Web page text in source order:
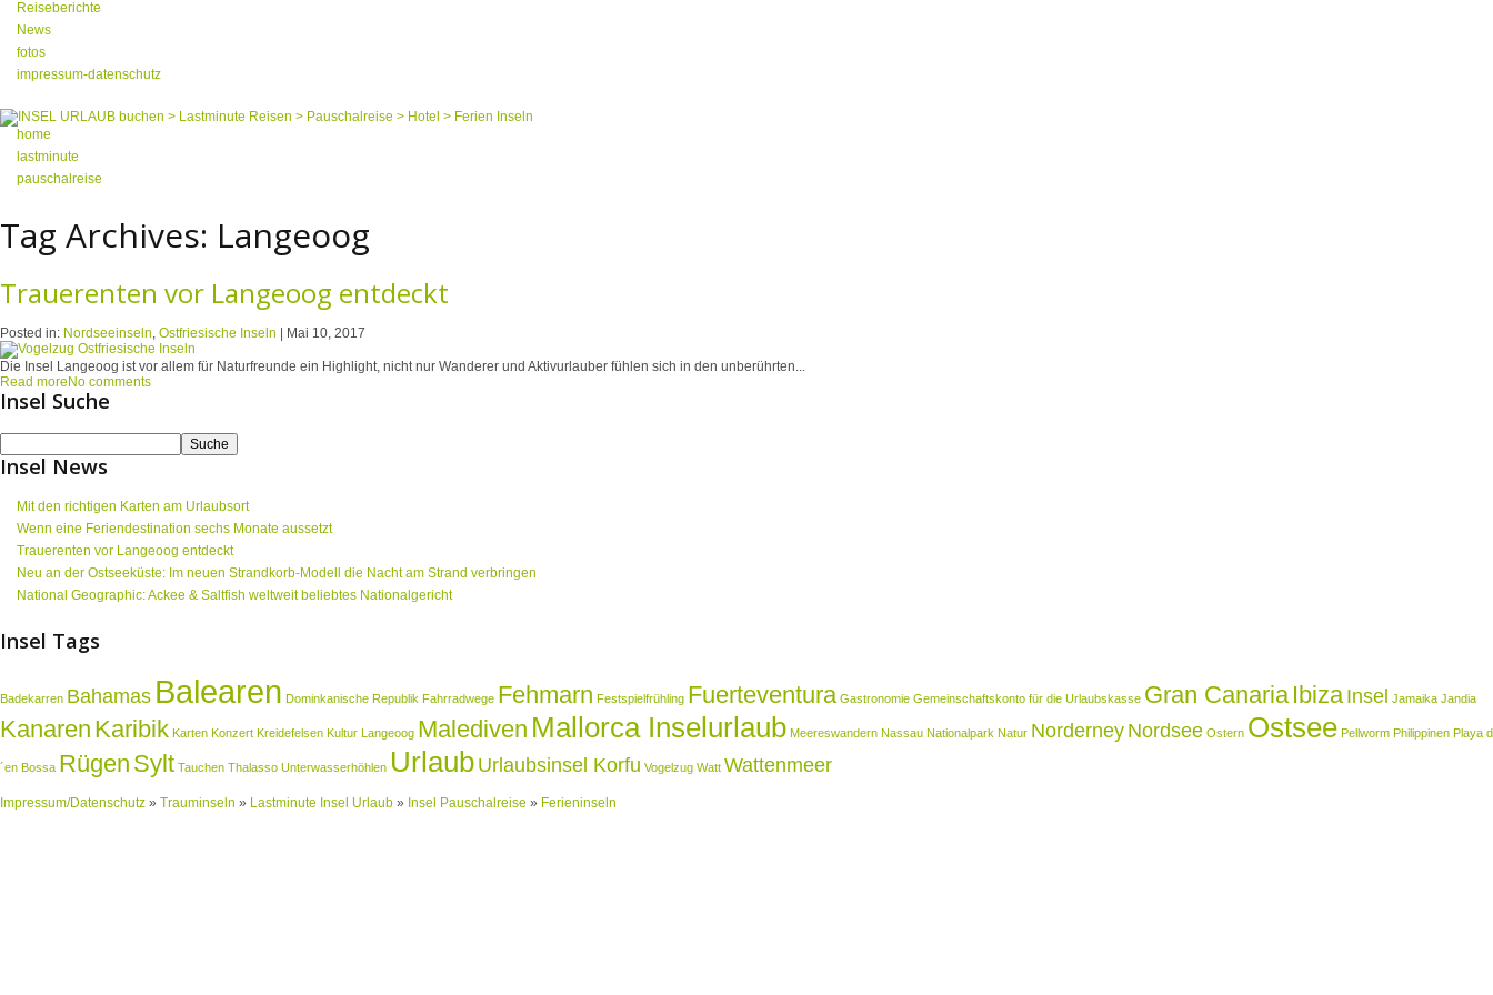
Reiseberichte
News
fotos
impressum-datenschutz
home
lastminute
pauschalreise
Tag Archives: Langeoog
Trauerenten vor Langeoog entdeckt
Posted in: Nordseeinseln Ostfriesische Inseln | Mai 10, 2017
Die Insel Langeoog ist vor allem für Naturfreunde ein Highlight, nicht nur Wanderer und Aktivurlauber fühlen sich in den unberührten...
Read moreNo comments
Insel Suche
Insel News
Mit den richtigen Karten am Urlaubsort
Wenn eine Feriendestination sechs Monate aussetzt
Trauerenten vor Langeoog entdeckt
Neu an der Ostseeküste: Im neuen Strandkorb-Modell die Nacht am Strand verbringen
National Geographic: Ackee & Saltfish weltweit beliebtes Nationalgericht
Insel Tags
Badekarren Bahamas Balearen Dominkanische Republik Fahrradwege Fehmarn Festspielfrühling Fuerteventura Gastronomie Gemeinschaftskonto für die Urlaubskasse Gran Canaria Ibiza Insel Jamaika Jandia
Kanaren Karibik Karten Konzert Kreidefelsen Kultur Langeoog Malediven Mallorca Inselurlaub Meereswandern Nassau Nationalpark Natur Norderney Nordsee Ostern Ostsee Pellworm Philippinen Playa d
´en Bossa Rügen Sylt Tauchen Thalasso Unterwasserhöhlen Urlaub Urlaubsinsel Korfu Vogelzug Watt Wattenmeer
Impressum/Datenschutz » Trauminseln » Lastminute Insel Urlaub » Insel Pauschalreise » Ferieninseln